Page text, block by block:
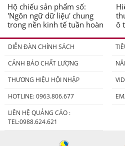
Hộ chiếu sản phẩm số:
'Ngôn ngữ dữ liệu' chung
trong nền kinh tế tuần hoàn
ô
DIỄN ĐÀN CHÍNH SÁCH
CẢNH BÁO CHẤT LƯỢNG
THƯƠNG HIỆU HỘI NHẬP
HOTLINE: 0963.806.677
LIÊN HỆ QUẢNG CÁO :
TEL:0988.624.621